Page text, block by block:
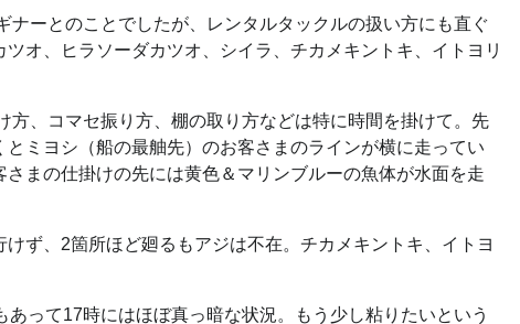
ーとのことでしたが、レンタルタックルの扱い方にも直ぐ
オ、ヒラソーダカツオ、シイラ、チカメキントキ、イトヨリ
、コマセ振り方、棚の取り方などは特に時間を掛けて。先
ミヨシ（船の最舳先）のお客さまのラインが横に走ってい
まの仕掛けの先には黄色＆マリンブルーの魚体が水面を走
ず、2箇所ほど廻るもアジは不在。チカメキントキ、イトヨ
って17時にはほぼ真っ暗な状況。もう少し粘りたいという